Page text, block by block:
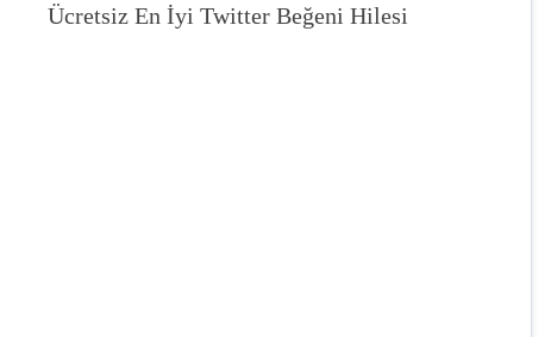
Ücretsiz En İyi Twitter Beğeni Hilesi